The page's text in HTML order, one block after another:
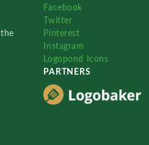
Facebook
Twitter
Pinterest
Instagram
Logopond Icons
PARTNERS